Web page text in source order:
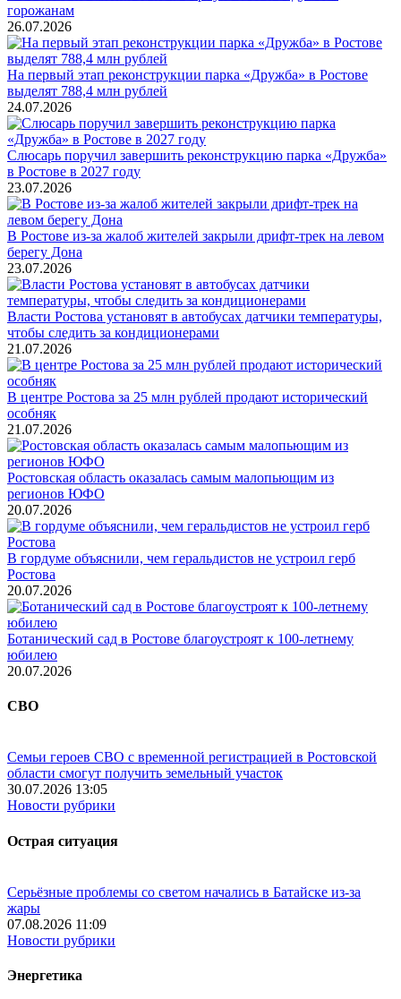
горожанам
26.07.2026
На первый этап реконструкции парка «Дружба» в Ростове
выделят 788,4 млн рублей
24.07.2026
Слюсарь поручил завершить реконструкцию парка «Дружба»
в Ростове в 2027 году
23.07.2026
В Ростове из-за жалоб жителей закрыли дрифт-трек на левом
берегу Дона
23.07.2026
Власти Ростова установят в автобусах датчики температуры,
чтобы следить за кондиционерами
21.07.2026
В центре Ростова за 25 млн рублей продают исторический
особняк
21.07.2026
Ростовская область оказалась самым малопьющим из
регионов ЮФО
20.07.2026
В гордуме объяснили, чем геральдистов не устроил герб
Ростова
20.07.2026
Ботанический сад в Ростове благоустроят к 100-летнему
юбилею
20.07.2026
СВО
Семьи героев СВО с временной регистрацией в Ростовской
области смогут получить земельный участок
30.07.2026 13:05
Новости рубрики
Острая ситуация
Серьёзные проблемы со светом начались в Батайске из-за
жары
07.08.2026 11:09
Новости рубрики
Энергетика